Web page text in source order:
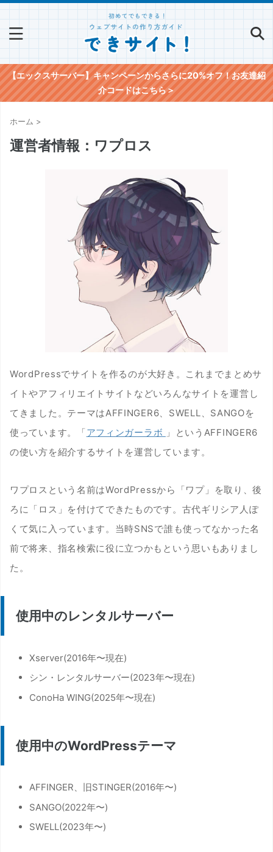
【エックスサーバー】キャンペーンからさらに20%オフ！お友達紹
介コードはこちら＞
ホーム >
運営者情報：ワプロス
WordPressでサイトを作るのが大好き。これまでまとめサ
イトやアフィリエイトサイトなどいろんなサイトを運営し
てきました。テーマはAFFINGER6、SWELL、SANGOを
使っています。「アフィンガーラボ 」というAFFINGER6
の使い方を紹介するサイトを運営しています。
ワプロスという名前はWordPressから「ワプ」を取り、後
ろに「ロス」を付けてできたものです。古代ギリシア人ぽ
くて気に入っています。当時SNSで誰も使ってなかった名
前で将来、指名検索に役に立つかもという思いもありまし
た。
使用中のレンタルサーバー
Xserver(2016年〜現在)
シン・レンタルサーバー(2023年〜現在)
ConoHa WING(2025年〜現在)
使用中のWordPressテーマ
AFFINGER、旧STINGER(2016年〜)
SANGO(2022年〜)
SWELL(2023年〜)